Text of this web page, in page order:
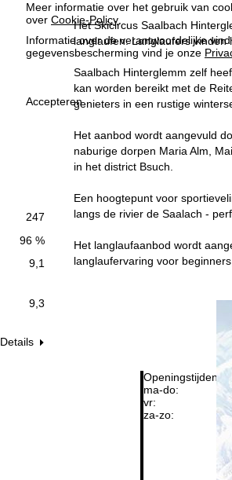
Meer informatie over het gebruik van
over Cookie-Policy.
Informatie over de verantwoordelijke
gegevensbescherming vind je onze
Accepteren
Openingstijden
ma-do:
vr:
za-zo:
247
96 %
9,1
9,3
Details
p
a
Het Skicircus Saalbach
langlaufen. Langlaufers vinden
Saalbach Hinterglemm zelf
kan worden bereikt met de
genieters in een rustige
Het aanbod wordt aangevuld
naburige dorpen Maria Alm,
in het district Bsuch.
Een hoogtepunt voor
langs de rivier de Saalach -
Het langlaufaanbod wordt
langlaufervaring voor